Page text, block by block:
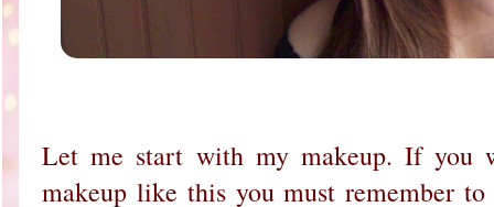
Let me start with my makeup. If you
makeup like this you must remember